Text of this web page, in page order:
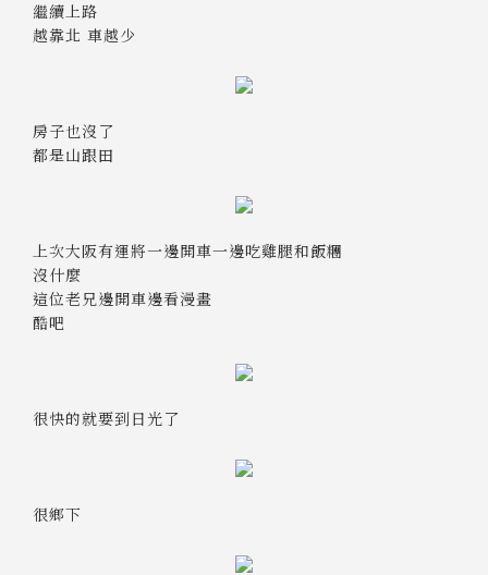
繼續上路
越靠北 車越少
房子也沒了
都是山跟田
上次大阪有運將一邊開車一邊吃雞腿和飯糰
沒什麼
這位老兄邊開車邊看漫畫
酷吧
很快的就要到日光了
很鄉下